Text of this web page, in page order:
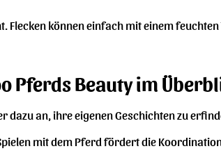
können einfach mit einem
Pferds Beauty im
dazu an, ihre eigenen Geschichten zu
mit dem Pferd fördert die